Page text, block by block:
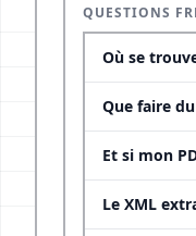
QUESTIONS
Où se
Que faire
Et si mon
Le XML